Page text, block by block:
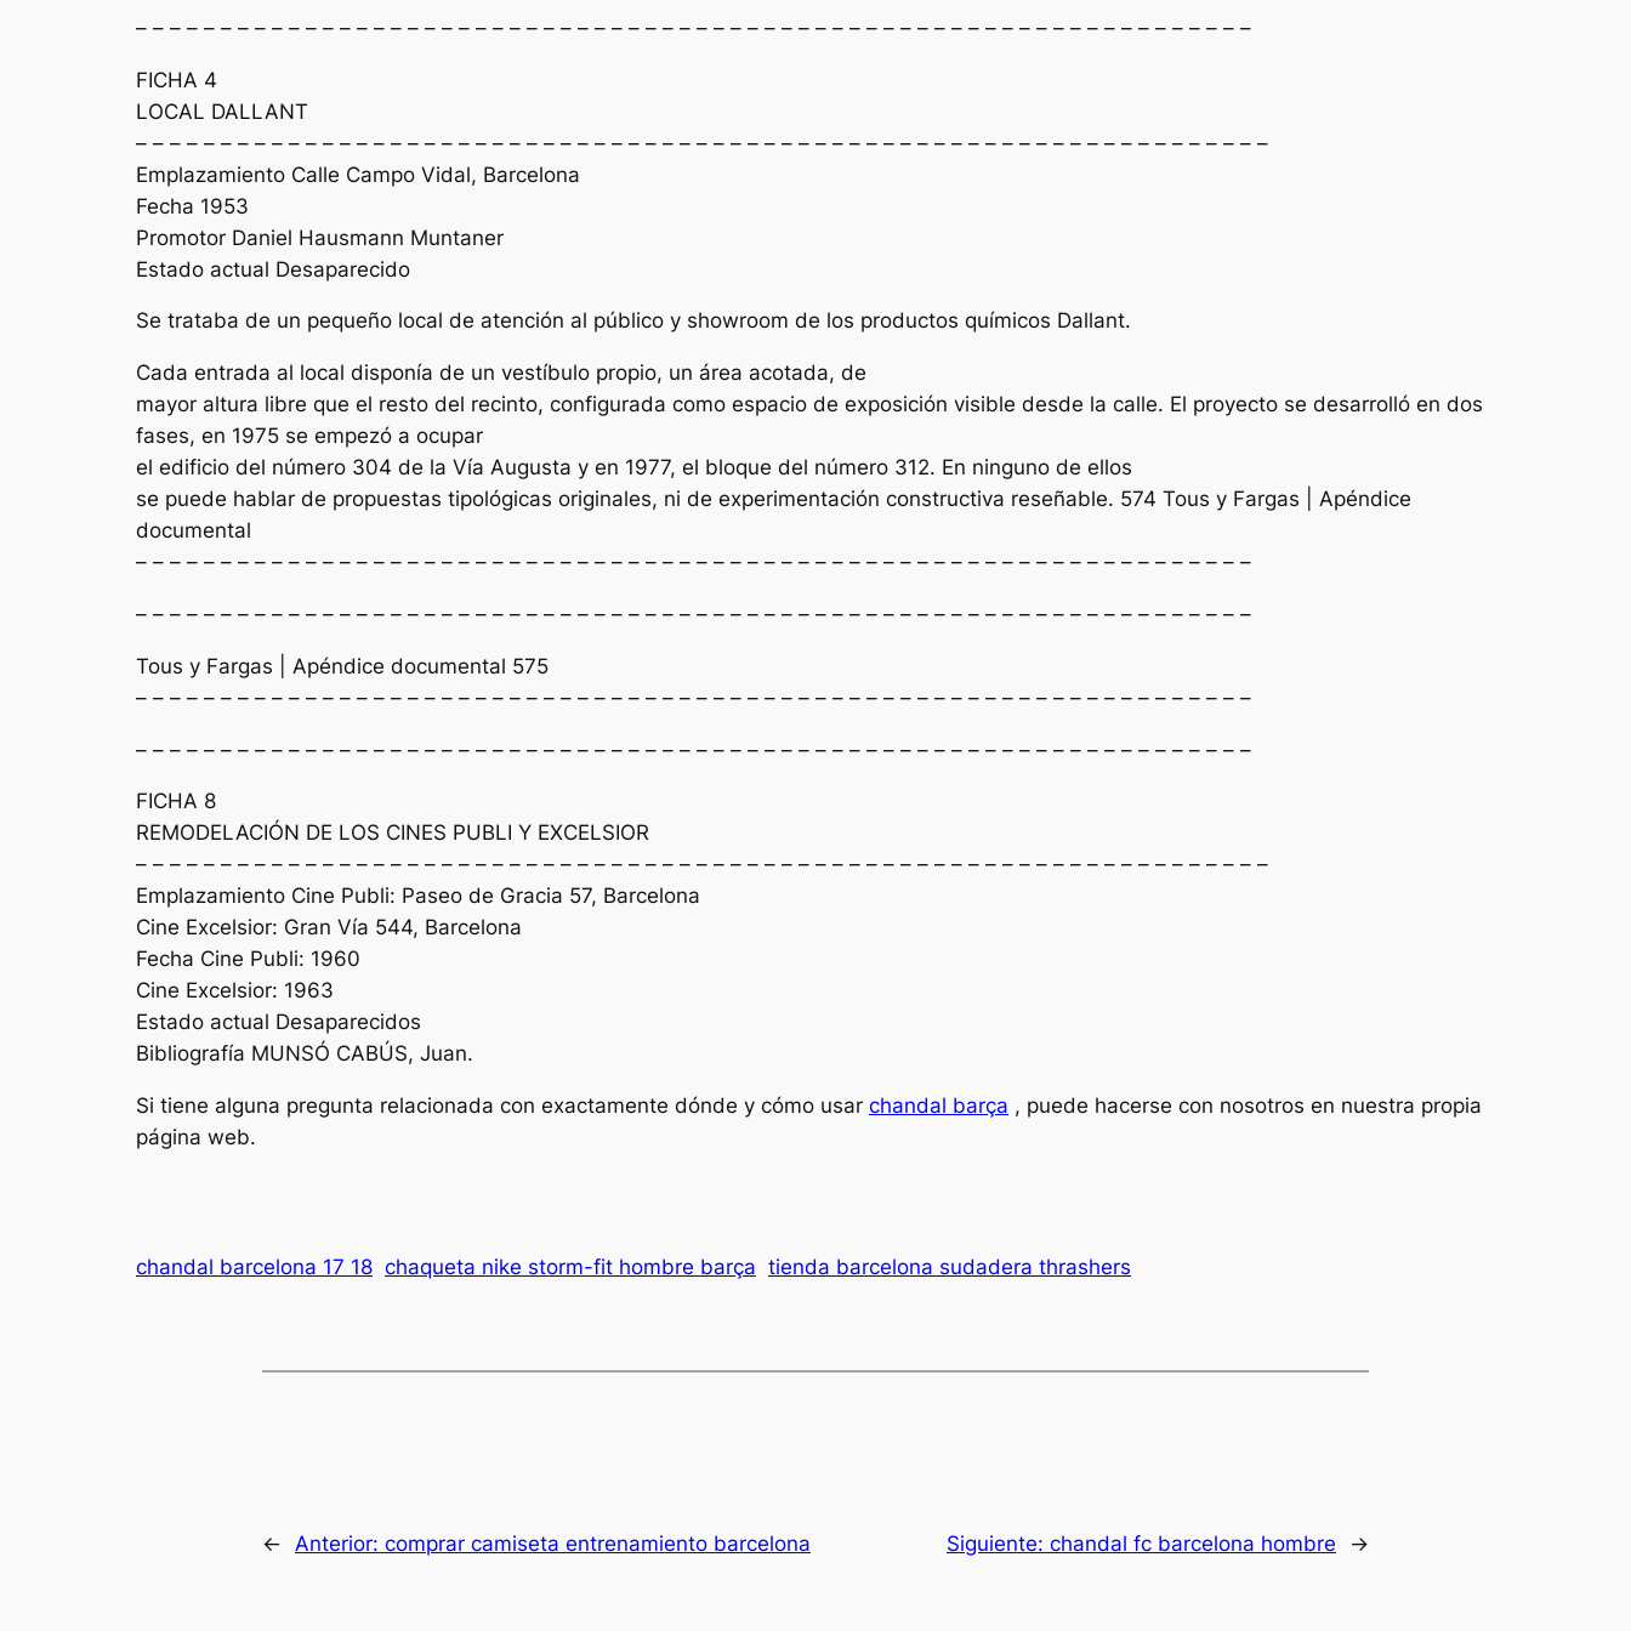
– – – – – – – – – – – – – – – – – – – – – – – – – – – – – – – – – – – – – – – – – – – – – – – – – – – – – – – – – – – – – – – – – –
FICHA 4
LOCAL DALLANT
– – – – – – – – – – – – – – – – – – – – – – – – – – – – – – – – – – – – – – – – – – – – – – – – – – – – – – – – – – – – – – – – – – –
Emplazamiento Calle Campo Vidal, Barcelona
Fecha 1953
Promotor Daniel Hausmann Muntaner
Estado actual Desaparecido
Se trataba de un pequeño local de atención al público y showroom de los productos químicos Dallant.
Cada entrada al local disponía de un vestíbulo propio, un área acotada, de
mayor altura libre que el resto del recinto, configurada como espacio de exposición visible desde la calle. El proyecto se desarrolló en dos
fases, en 1975 se empezó a ocupar
el edificio del número 304 de la Vía Augusta y en 1977, el bloque del número 312. En ninguno de ellos
se puede hablar de propuestas tipológicas originales, ni de experimentación constructiva reseñable. 574 Tous y Fargas | Apéndice
documental
– – – – – – – – – – – – – – – – – – – – – – – – – – – – – – – – – – – – – – – – – – – – – – – – – – – – – – – – – – – – – – – – – –
– – – – – – – – – – – – – – – – – – – – – – – – – – – – – – – – – – – – – – – – – – – – – – – – – – – – – – – – – – – – – – – – – –
Tous y Fargas | Apéndice documental 575
– – – – – – – – – – – – – – – – – – – – – – – – – – – – – – – – – – – – – – – – – – – – – – – – – – – – – – – – – – – – – – – – – –
– – – – – – – – – – – – – – – – – – – – – – – – – – – – – – – – – – – – – – – – – – – – – – – – – – – – – – – – – – – – – – – – – –
FICHA 8
REMODELACIÓN DE LOS CINES PUBLI Y EXCELSIOR
– – – – – – – – – – – – – – – – – – – – – – – – – – – – – – – – – – – – – – – – – – – – – – – – – – – – – – – – – – – – – – – – – – –
Emplazamiento Cine Publi: Paseo de Gracia 57, Barcelona
Cine Excelsior: Gran Vía 544, Barcelona
Fecha Cine Publi: 1960
Cine Excelsior: 1963
Estado actual Desaparecidos
Bibliografía MUNSÓ CABÚS, Juan.
Si tiene alguna pregunta relacionada con exactamente dónde y cómo usar chandal barça , puede hacerse con nosotros en nuestra propia
página web.
chandal barcelona 17 18 chaqueta nike storm-fit hombre barça tienda barcelona sudadera thrashers
← Anterior: comprar camiseta entrenamiento barcelona Siguiente: chandal fc barcelona hombre →